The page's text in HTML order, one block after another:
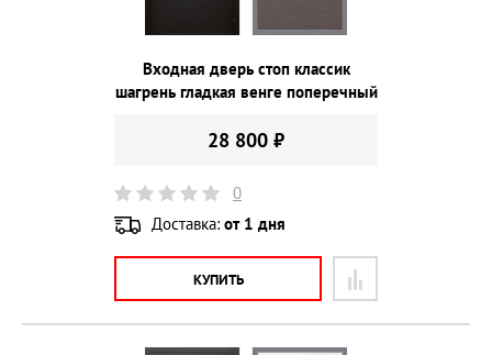
Входная дверь стоп классик
шагрень гладкая венге поперечный
28 800 ₽
0
Доставка: от 1 дня
КУПИТЬ